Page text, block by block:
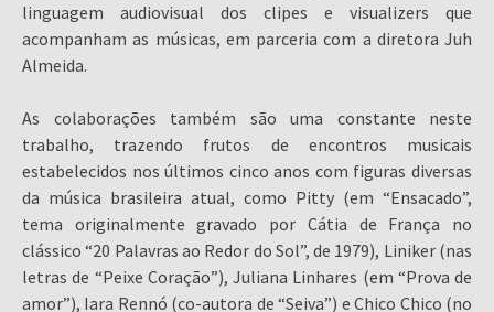
linguagem audiovisual dos clipes e visualizers que
acompanham as músicas, em parceria com a diretora Juh
Almeida.
As colaborações também são uma constante neste
trabalho, trazendo frutos de encontros musicais
estabelecidos nos últimos cinco anos com figuras diversas
da música brasileira atual, como Pitty (em “Ensacado”,
tema originalmente gravado por Cátia de França no
clássico “20 Palavras ao Redor do Sol”, de 1979), Liniker (nas
letras de “Peixe Coração”), Juliana Linhares (em “Prova de
amor”), Iara Rennó (co-autora de “Seiva”) e Chico Chico (no